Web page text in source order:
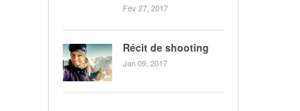
Fév 27, 2017
Récit de shooting
Jan 09, 2017